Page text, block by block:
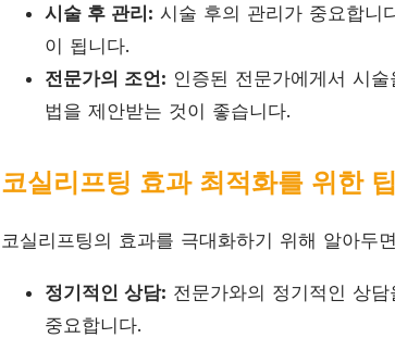
시술 후 관리: 시술 후의 관리가 중요합니
이 됩니다.
전문가의 조언: 인증된 전문가에게서 시
법을 제안받는 것이 좋습니다.
코실리프팅 효과 최적화를 위한 팁
코실리프팅의 효과를 극대화하기 위해 알아두
정기적인 상담: 전문가와의 정기적인 상
중요합니다.